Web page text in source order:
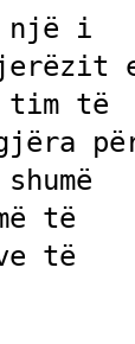
një i
tim të
të
të